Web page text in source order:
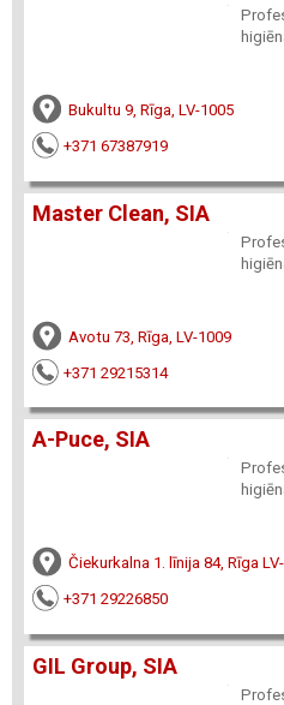
Bukultu 9, Rīga, LV-1005
+371 67387919
Master Clean, SIA
Avotu 73, Rīga, LV-1009
+371 29215314
A-Puce, SIA
Čiekurkalna 1. līnija 84, Rīga
+371 29226850
GIL Group, SIA